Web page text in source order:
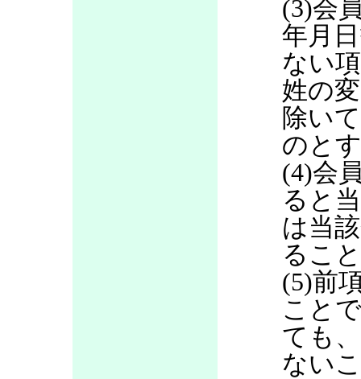
(3)会
年月
ない
姓の
除い
のと
(4)会
ると
は当
るこ
(5)前
こと
ても
ない